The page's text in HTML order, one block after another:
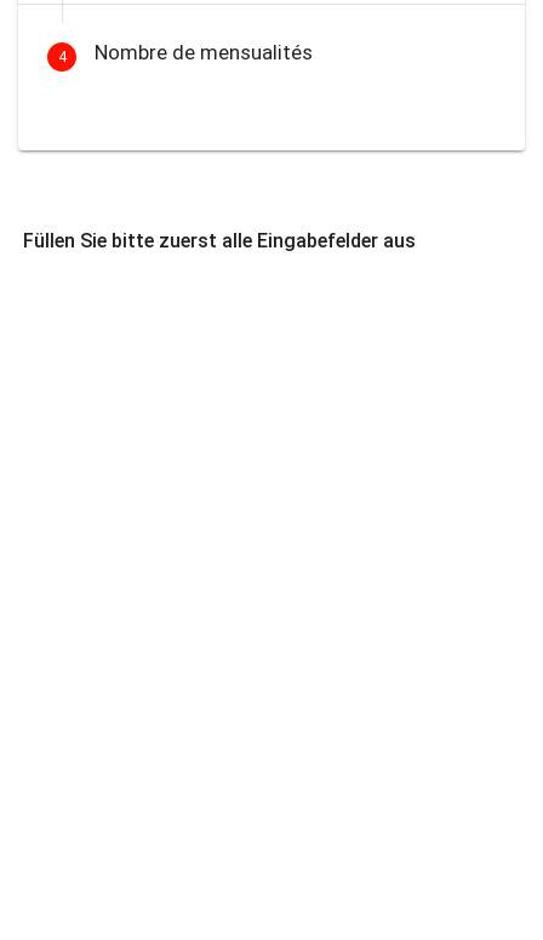
4 Nombre de mensualités
Füllen Sie bitte zuerst alle Eingabefelder aus